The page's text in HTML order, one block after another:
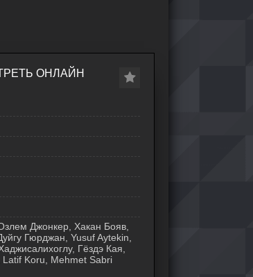
ОНЛАЙН
Джонкер, Хакан Бояв,
Гюрджан, Yusuf Aytekin,
Гёздэ Кая,
Koru, Mehmet Sabri